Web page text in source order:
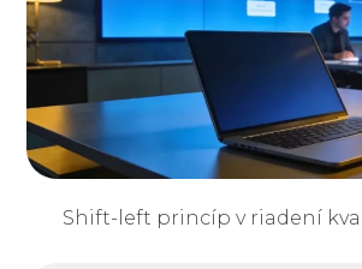
Shift-left princíp v riadení